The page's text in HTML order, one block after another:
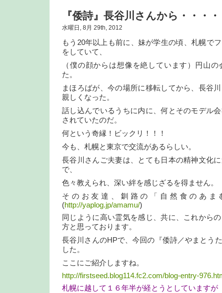
『倭詩』長谷川さんから・・・・
水曜日, 8月 29th, 2012
もう20年以上も前に、妹が学生の頃、札幌で
をしていて、
（僕の顔からは想像を絶しています）円山
た。
まほろばが、今の場所に移転してから、長谷
親しくなった。
話し込んでいるうちに内に、何とそのモデル
されていたのだ。
何という奇縁！ビックリ！！！
今も、札幌と東京で交流があるらしい。
長谷川さんご夫妻は、とても日本の精神文化
で、
色々教えられ、深い絆を感じざるを得ません。
そのお友達、釧路の「自然食のあま
(http://yaplog.jp/amamu/)
同じように高い霊気を感じ、共に、これから
方と思っております。
長谷川さんのHPで、今回の『倭詩／やまとう
した。
ここにご紹介しますね。
http://firstseed.blog114.fc2.com/blog-entry-
札幌に越して１６年半が経とうとしていますが